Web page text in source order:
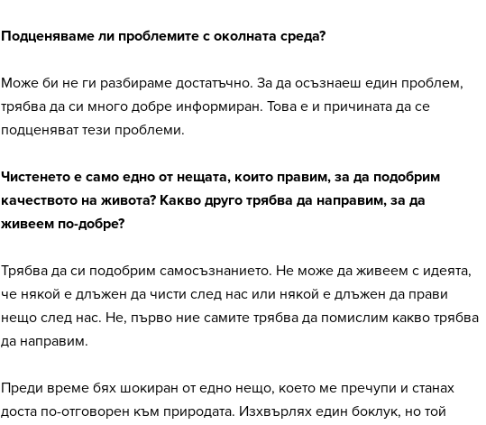
Подценяваме ли проблемите с околната среда?
Може би не ги разбираме достатъчно. За да осъзнаеш един проблем,
трябва да си много добре информиран. Това е и причината да се
подценяват тези проблеми.
Чистенето е само едно от нещата, които правим, за да подобрим
качеството на живота? Какво друго трябва да направим, за да
живеем по-добре?
Трябва да си подобрим самосъзнанието. Не може да живеем с идеята,
че някой е длъжен да чисти след нас или някой е длъжен да прави
нещо след нас. Не, първо ние самите трябва да помислим какво трябва
да направим.
Преди време бях шокиран от едно нещо, което ме пречупи и станах
доста по-отговорен към природата. Изхвърлях един боклук, но той